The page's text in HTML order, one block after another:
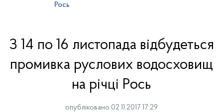
Рось
З 14 по 16 листопада відбудеться
промивка руслових водосховищ
на річці Рось
опубліковано 02.11.2017 17:29